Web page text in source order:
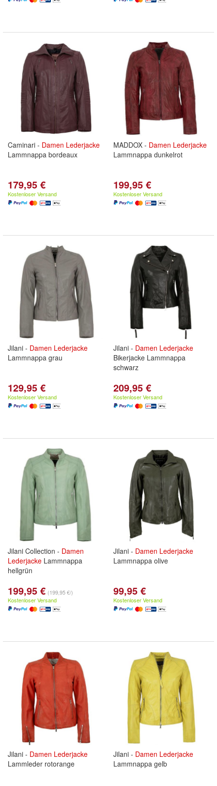
Caminari - Damen Lederjacke
Lammnappa bordeaux
179,95 €
Kostenloser Versand
MADDOX - Damen Lederjacke
Lammnappa dunkelrot
199,95 €
Kostenloser Versand
Jilani - Damen Lederjacke
Lammnappa grau
129,95 €
Kostenloser Versand
Jilani - Damen Lederjacke
Bikerjacke Lammnappa
schwarz
209,95 €
Kostenloser Versand
Jilani Collection - Damen
Lederjacke Lammnappa
hellgrün
199,95 € (199,95 €/)
Kostenloser Versand
Jilani - Damen Lederjacke
Lammnappa olive
99,95 €
Kostenloser Versand
Jilani - Damen Lederjacke
Lammleder rotorange
Jilani - Damen Lederjacke
Lammnappa gelb